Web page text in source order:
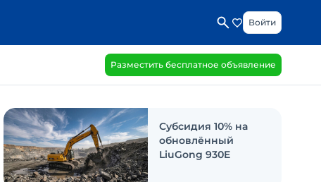
Войти
Разместить бесплатное объявление
Субсидия 10% на
обновлённый
LiuGong 930E